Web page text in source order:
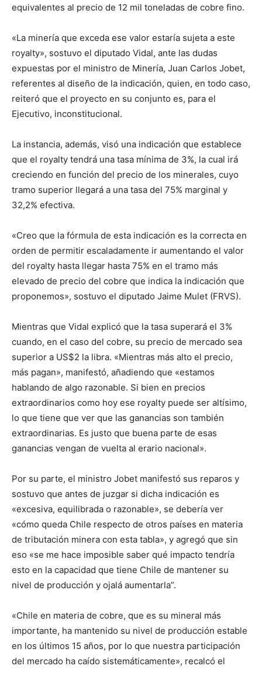
equivalentes al precio de 12 mil toneladas de cobre fino.
«La minería que exceda ese valor estaría sujeta a este
royalty», sostuvo el diputado Vidal, ante las dudas
expuestas por el ministro de Minería, Juan Carlos Jobet,
referentes al diseño de la indicación, quien, en todo caso,
reiteró que el proyecto en su conjunto es, para el
Ejecutivo, inconstitucional.
La instancia, además, visó una indicación que establece
que el royalty tendrá una tasa mínima de 3%, la cual irá
creciendo en función del precio de los minerales, cuyo
tramo superior llegará a una tasa del 75% marginal y
32,2% efectiva.
«Creo que la fórmula de esta indicación es la correcta en
orden de permitir escaladamente ir aumentando el valor
del royalty hasta llegar hasta 75% en el tramo más
elevado de precio del cobre que indica la indicación que
proponemos», sostuvo el diputado Jaime Mulet (FRVS).
Mientras que Vidal explicó que la tasa superará el 3%
cuando, en el caso del cobre, su precio de mercado sea
superior a US$2 la libra. «Mientras más alto el precio,
más pagan», manifestó, añadiendo que «estamos
hablando de algo razonable. Si bien en precios
extraordinarios como hoy ese royalty puede ser altísimo,
lo que tiene que ver que las ganancias son también
extraordinarias. Es justo que buena parte de esas
ganancias vengan de vuelta al erario nacional».
Por su parte, el ministro Jobet manifestó sus reparos y
sostuvo que antes de juzgar si dicha indicación es
«excesiva, equilibrada o razonable», se debería ver
«cómo queda Chile respecto de otros países en materia
de tributación minera con esta tabla», y agregó que sin
eso «se me hace imposible saber qué impacto tendría
esto en la capacidad que tiene Chile de mantener su
nivel de producción y ojalá aumentarla”.
«Chile en materia de cobre, que es su mineral más
importante, ha mantenido su nivel de producción estable
en los últimos 15 años, por lo que nuestra participación
del mercado ha caído sistemáticamente», recalcó el